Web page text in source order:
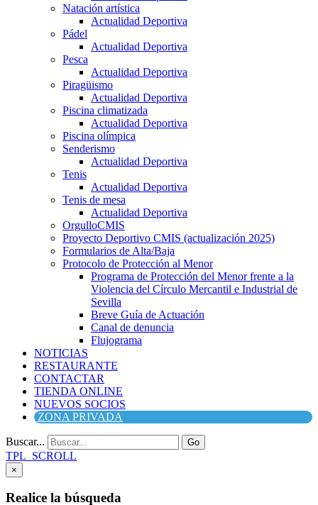
Natación artística
Actualidad Deportiva
Pádel
Actualidad Deportiva
Pesca
Actualidad Deportiva
Piragüismo
Actualidad Deportiva
Piscina climatizada
Actualidad Deportiva
Piscina olímpica
Senderismo
Actualidad Deportiva
Tenis
Actualidad Deportiva
Tenis de mesa
Actualidad Deportiva
OrgulloCMIS
Proyecto Deportivo CMIS (actualización 2025)
Formularios de Alta/Baja
Protocolo de Protección al Menor
Programa de Protección del Menor frente a la
Violencia del Círculo Mercantil e Industrial de
Sevilla
Breve Guía de Actuación
Canal de denuncia
Flujograma
NOTICIAS
RESTAURANTE
CONTACTAR
TIENDA ONLINE
NUEVOS SOCIOS
ZONA PRIVADA
Buscar... Go
TPL_SCROLL
×
Realice la búsqueda